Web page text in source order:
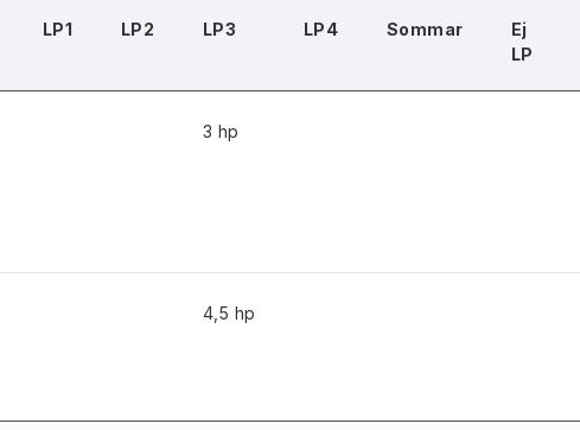
LP1 LP2 LP3 LP4 Sommar
Ej
LP
3 hp
4,5 hp